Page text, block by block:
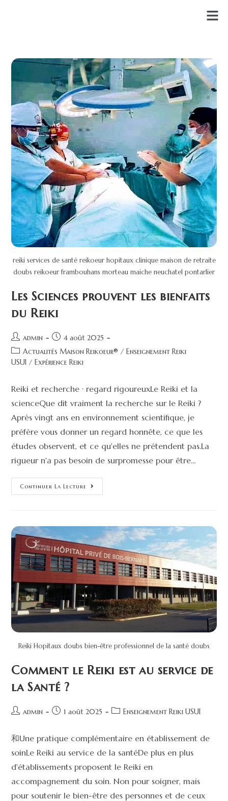
reiki services de santé reikoeur hopitaux clinique maison de retraite
doubs reikoeur frambouhans morteau maiche neuchatel pontarlier
Les Sciences prouvent les bienfaits
du Reiki
admin
4 août 2025
Actualités Maison Reikoeur® / Enseignement Reiki
USUI / Expérience Reiki
Reiki et recherche · regard rigoureuxLe Reiki et la
scienceQue dit vraiment la recherche sur le Reiki ?
Après vingt ans en environnement scientifique, je
préfère vous donner un regard honnête, ce que les
études observent, et ce qu'elles ne prétendent pas.La
rigueur n'a pas besoin de surpromesse pour être…
Continuer La Lecture
Reiki Hopitaux doubs bien-être professionnel de la santé doubs
Comment le Reiki est au service de
la Santé ?
admin 1 août 2025 Enseignement Reiki USUI
和Une pratique complémentaire en établissement de
soinLe Reiki au service de la santéDe plus en plus
d'établissements proposent le Reiki en
accompagnement du soin. Non pour soigner, mais
pour soutenir le bien-être des personnes et de ceux